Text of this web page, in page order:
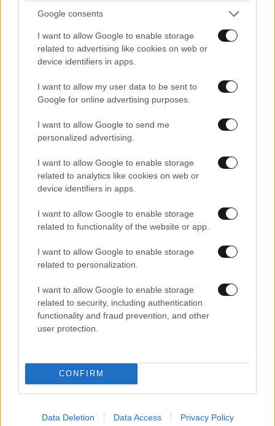
Google consents
I want to allow Google to enable storage
related to advertising like cookies on web or
device identifiers in apps.
I want to allow my user data to be sent to
Google for online advertising purposes.
I want to allow Google to send me
personalized advertising.
I want to allow Google to enable storage
related to analytics like cookies on web or
device identifiers in apps.
I want to allow Google to enable storage
related to functionality of the website or app.
I want to allow Google to enable storage
related to personalization.
I want to allow Google to enable storage
related to security, including authentication
functionality and fraud prevention, and other
user protection.
CONFIRM
Data Deletion Data Access Privacy Policy
Βλαδίμηρος Κυριακίδης: «Δεν πιστεύω στον